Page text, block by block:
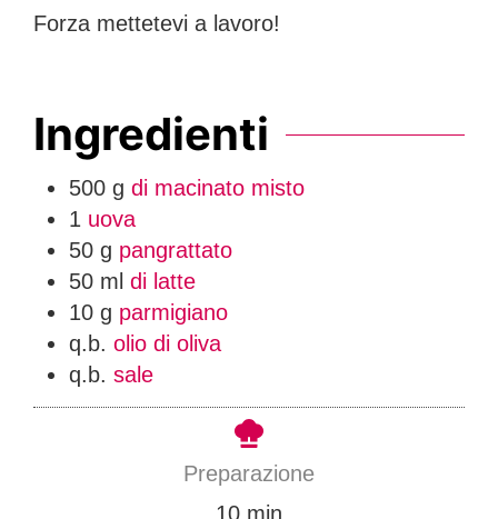
Forza mettetevi a lavoro!
Ingredienti
500 g di macinato misto
1 uova
50 g pangrattato
50 ml di latte
10 g parmigiano
q.b. olio di oliva
q.b. sale
Preparazione
10mmin